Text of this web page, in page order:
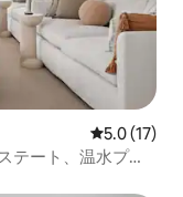
レビュー17
5.0 (17)
テート、温水プー